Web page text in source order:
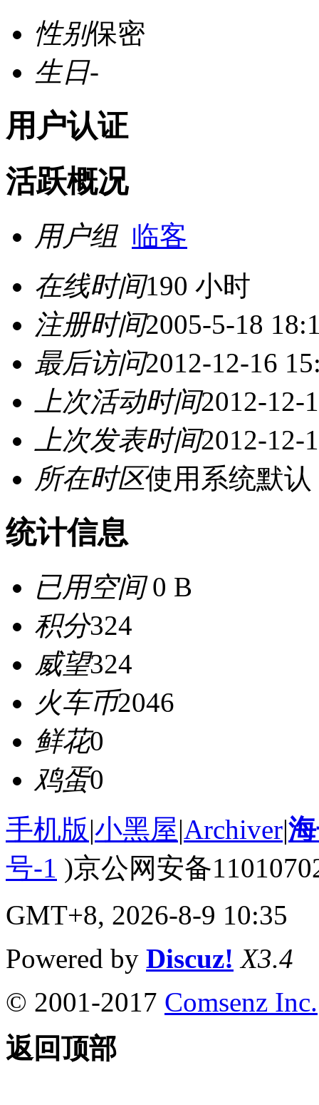
性别保密
生日-
用户认证
活跃概况
用户组 临客
在线时间190 小时
注册时间2005-5-18
最后访问2012-12-16
上次活动时间2012-12-
上次发表时间2012-12-
所在时区使用系统默认
统计信息
已用空间0 B
积分324
威望324
火车币2046
鲜花0
鸡蛋0
手机版|小黑屋|Archiver|
号-1 )京公网安备
GMT+8, 2026-8-9 10:35
Powered by Discuz! X3.4
© 2001-2017 Comsenz Inc.
返回顶部